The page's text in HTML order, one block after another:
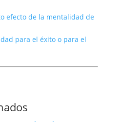
efecto de la mentalidad de
para el éxito o para el